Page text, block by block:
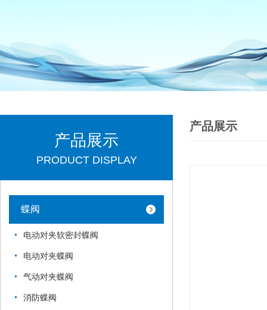
产品展示
产品展示
PRODUCT DISPLAY
蝶阀
电动对夹软密封蝶阀
电动对夹蝶阀
气动对夹蝶阀
消防蝶阀